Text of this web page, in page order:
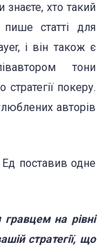
знаєте, хто такий
статті для
і він також є
тони
стратегії покеру.
авторів
Ед поставив одне
на рівні
стратегії, що